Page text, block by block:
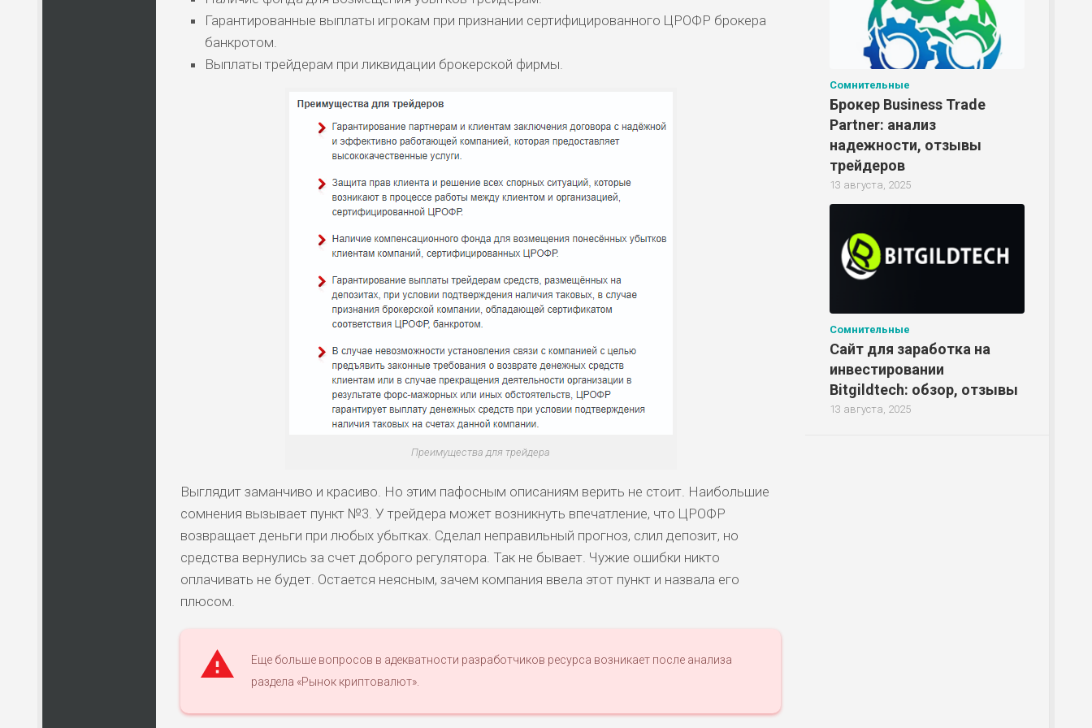
Гарантированные выплаты игрокам при признании сертифицированного ЦРОФР брокера
банкротом.
Выплаты трейдерам при ликвидации брокерской фирмы.
Преимущества для трейдера
Выглядит заманчиво и красиво. Но этим пафосным описаниям верить не стоит. Наибольшие
сомнения вызывает пункт №3. У трейдера может возникнуть впечатление, что ЦРОФР
возвращает деньги при любых убытках. Сделал неправильный прогноз, слил депозит, но
средства вернулись за счет доброго регулятора. Так не бывает. Чужие ошибки никто
оплачивать не будет. Остается неясным, зачем компания ввела этот пункт и назвала его
плюсом.
Еще больше вопросов в адекватности разработчиков ресурса возникает после анализа
раздела «Рынок криптовалют».
Сомнительные
Брокер Business Trade
Partner: анализ
надежности, отзывы
трейдеров
13 августа, 2025
Сомнительные
Сайт для заработка на
инвестировании
Bitgildtech: обзор, отзывы
13 августа, 2025